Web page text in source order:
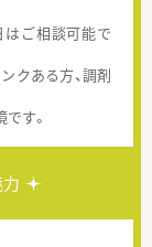
ご相談可能で
クある方、調剤
す。